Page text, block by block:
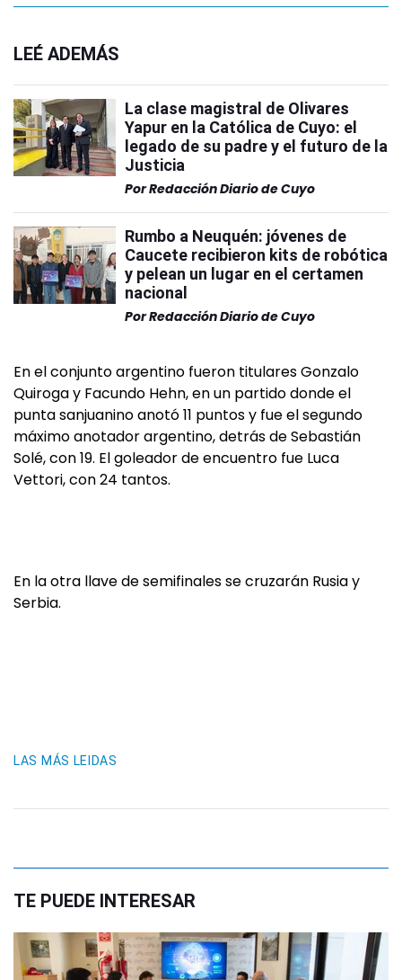
LEÉ ADEMÁS
La clase magistral de Olivares
Yapur en la Católica de Cuyo: el
legado de su padre y el futuro de la
Justicia
PorRedacción Diario de Cuyo
Rumbo a Neuquén: jóvenes de
Caucete recibieron kits de robótica
y pelean un lugar en el certamen
nacional
PorRedacción Diario de Cuyo
En el conjunto argentino fueron titulares Gonzalo
Quiroga y Facundo Hehn, en un partido donde el
punta sanjuanino anotó 11 puntos y fue el segundo
máximo anotador argentino, detrás de Sebastián
Solé, con 19. El goleador de encuentro fue Luca
Vettori, con 24 tantos.
En la otra llave de semifinales se cruzarán Rusia y
Serbia.
LAS MÁS LEIDAS
TE PUEDE INTERESAR